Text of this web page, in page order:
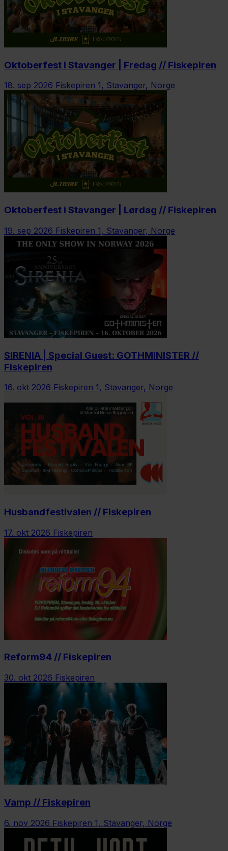
Oktoberfest i Stavanger | Fredag // Fiskepiren
18. sep 2026 Fiskepiren 1, Stavanger, Norge
Oktoberfest i Stavanger | Lørdag // Fiskepiren
19. sep 2026 Fiskepiren 1, Stavanger, Norge
SIRENIA | Special Guest: GOTHMINISTER //
Fiskepiren
16. okt 2026 Fiskepiren 1, Stavanger, Norge
Husbandfestivalen // Fiskepiren
17. okt 2026 Fiskepiren
Reform94 // Fiskepiren
30. okt 2026 Fiskepiren
Vamp // Fiskepiren
6. nov 2026 Fiskepiren 1, Stavanger, Norge